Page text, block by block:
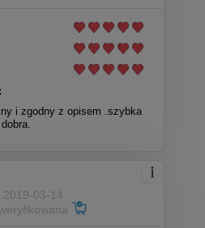
i zgodny z opisem .szybka
2019-03-14